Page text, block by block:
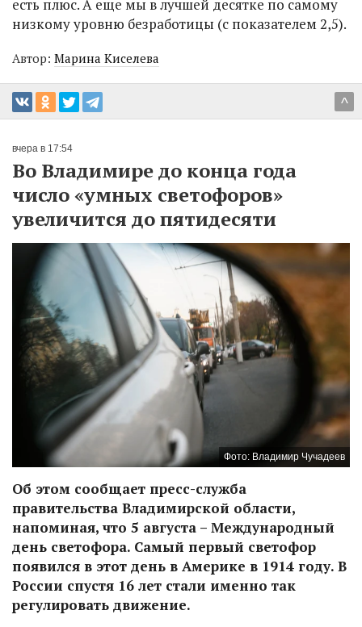
есть плюс. А еще мы в лучшей десятке по самому
низкому уровню безработицы (с показателем 2,5).
Автор: Марина Киселева
^
вчера в 17:54
Во Владимире до конца года
число «умных светофоров»
увеличится до пятидесяти
Фото: Владимир Чучадеев
Об этом сообщает пресс-служба
правительства Владимирской области,
напоминая, что 5 августа – Международный
день светофора. Самый первый светофор
появился в этот день в Америке в 1914 году. В
России спустя 16 лет стали именно так
регулировать движение.